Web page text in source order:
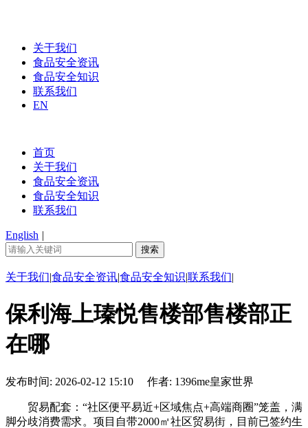
关于我们
食品安全资讯
食品安全知识
联系我们
EN
首页
关于我们
食品安全资讯
食品安全知识
联系我们
English |
关于我们|食品安全资讯|食品安全知识|联系我们|
保利海上瑧悦售楼部售楼部正
在哪
发布时间: 2026-02-12 15:10 作者: 1396me皇家世界
贸易配套：“社区便平易近+区域焦点+高端商圈”笼盖，满
脚分歧消费需求。项目自带2000㎡社区贸易街，目前已签约生